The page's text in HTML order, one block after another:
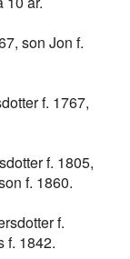
son Jon f.
f. 1767,
f. 1805,
f. 1860.
f.
f. 1842.